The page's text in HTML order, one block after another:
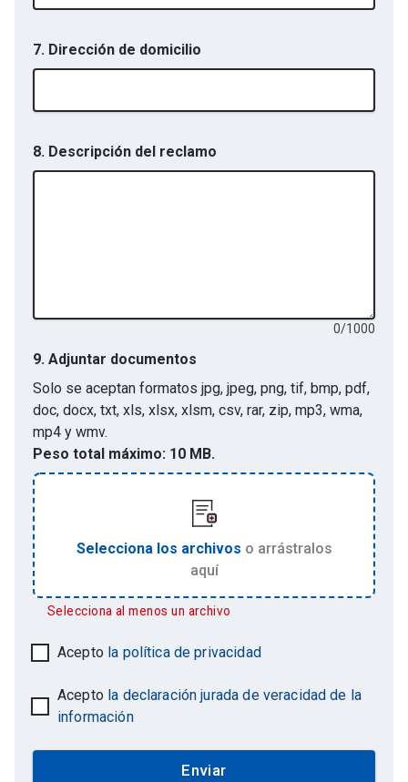
7. Dirección de domicilio
8. Descripción del reclamo
0/1000
9. Adjuntar documentos
Solo se aceptan formatos jpg, jpeg, png, tif, bmp, pdf,
doc, docx, txt, xls, xlsx, xlsm, csv, rar, zip, mp3, wma,
mp4 y wmv.
Peso total máximo: 10 MB.
Selecciona los archivos o arrástralos
aquí
Selecciona al menos un archivo
Acepto la política de privacidad
Acepto la declaración jurada de veracidad de la
información
Enviar